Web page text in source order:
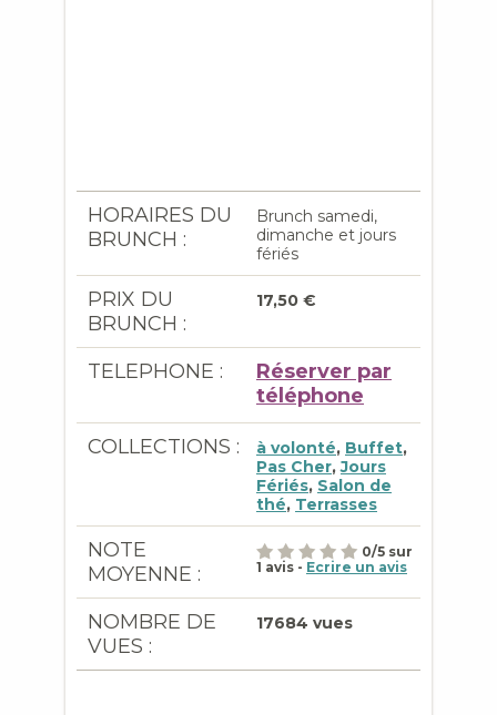
HORAIRES DU
BRUNCH :
Brunch samedi,
dimanche et jours
fériés
PRIX DU
BRUNCH :
17,50 €
TELEPHONE :
Réserver par
téléphone
COLLECTIONS : à volonté, Buffet,
Pas Cher,Jours
Fériés, Salon de
thé, Terrasses
NOTE
MOYENNE :
0/5 sur
1 avis - Ecrire un avis
NOMBRE DE
VUES :
17684 vues